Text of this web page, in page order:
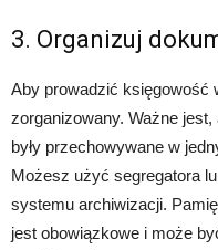
3. Organizuj
Aby prowadzić księgowość
zorganizowany. Ważne
były przechowywane w
Możesz użyć segregatora
systemu archiwizacji.
jest obowiązkowe i może